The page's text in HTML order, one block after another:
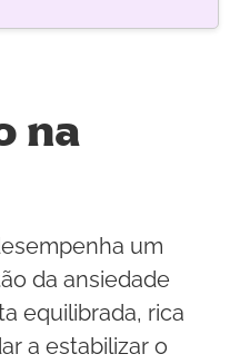
na
um
da ansiedade
equilibrada, rica
a estabilizar o